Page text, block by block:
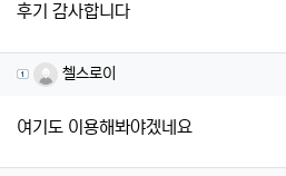
후기 감사합니다
첼스로이님의 댓글
첼스로이
여기도 이용해봐야겠네요